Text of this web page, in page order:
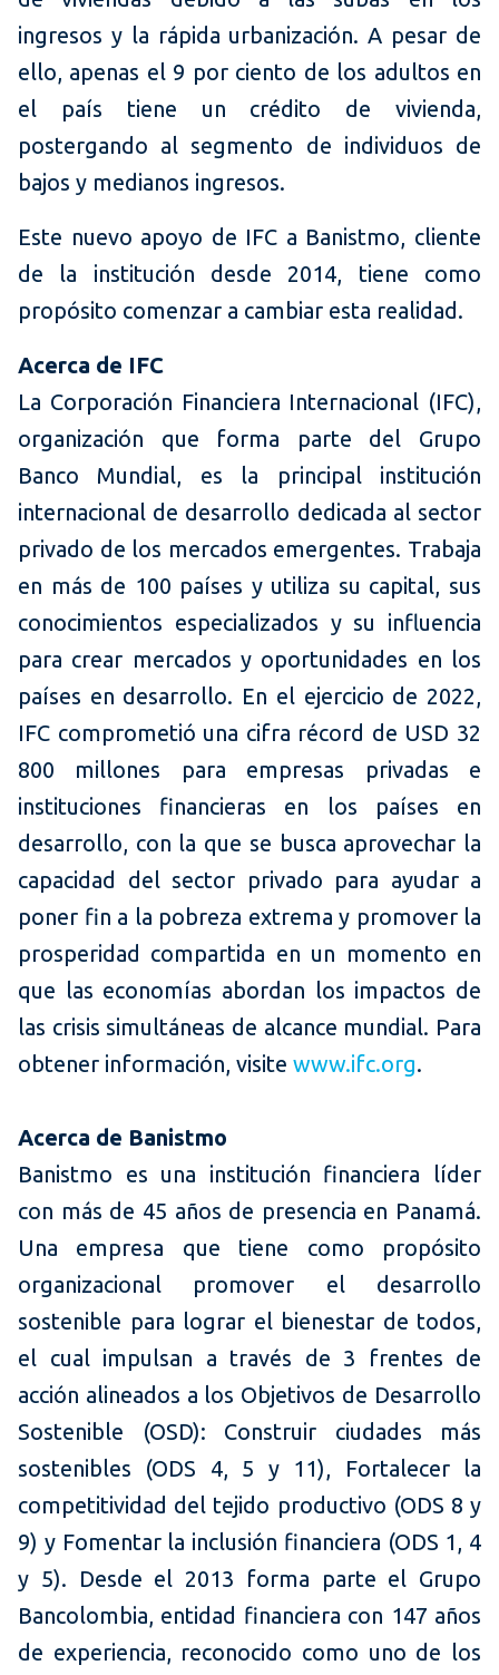
ingresos y la rápida urbanización. A pesar de
ello, apenas el 9 por ciento de los adultos en
el país tiene un crédito de vivienda,
postergando al segmento de individuos de
bajos y medianos ingresos.
Este nuevo apoyo de IFC a Banistmo, cliente
de la institución desde 2014, tiene como
propósito comenzar a cambiar esta realidad.
Acerca de IFC
La Corporación Financiera Internacional (IFC),
organización que forma parte del Grupo
Banco Mundial, es la principal institución
internacional de desarrollo dedicada al sector
privado de los mercados emergentes. Trabaja
en más de 100 países y utiliza su capital, sus
conocimientos especializados y su influencia
para crear mercados y oportunidades en los
países en desarrollo. En el ejercicio de 2022,
IFC comprometió una cifra récord de USD 32
800 millones para empresas privadas e
instituciones financieras en los países en
desarrollo, con la que se busca aprovechar la
capacidad del sector privado para ayudar a
poner fin a la pobreza extrema y promover la
prosperidad compartida en un momento en
que las economías abordan los impactos de
las crisis simultáneas de alcance mundial. Para
obtener información, visite www.ifc.org.
Acerca de Banistmo
Banistmo es una institución financiera líder
con más de 45 años de presencia en Panamá.
Una empresa que tiene como propósito
organizacional promover el desarrollo
sostenible para lograr el bienestar de todos,
el cual impulsan a través de 3 frentes de
acción alineados a los Objetivos de Desarrollo
Sostenible (OSD): Construir ciudades más
sostenibles (ODS 4, 5 y 11), Fortalecer la
competitividad del tejido productivo (ODS 8 y
9) y Fomentar la inclusión financiera (ODS 1, 4
y 5). Desde el 2013 forma parte el Grupo
Bancolombia, entidad financiera con 147 años
de experiencia, reconocido como uno de los